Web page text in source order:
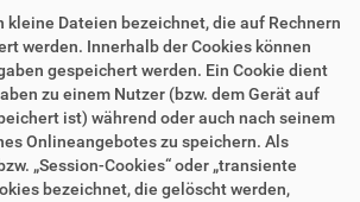
kleine Dateien bezeichnet, die auf Rechnern
werden. Innerhalb der Cookies können
gespeichert werden. Ein Cookie dient
zu einem Nutzer (bzw. dem Gerät auf
ist) während oder auch nach seinem
Onlineangebotes zu speichern. Als
„Session-Cookies“ oder „transiente
bezeichnet, die gelöscht werden,